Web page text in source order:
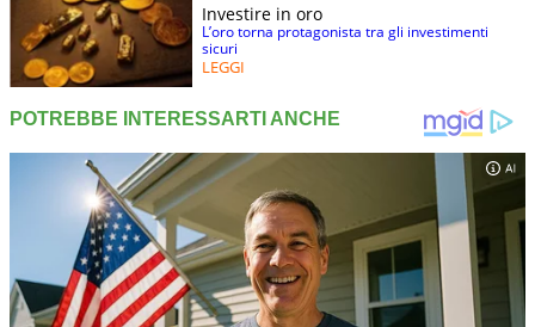
Investire in oro
L’oro torna protagonista tra gli investimenti
sicuri
LEGGI